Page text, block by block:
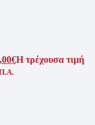
€Η τρέχουσα τιμή